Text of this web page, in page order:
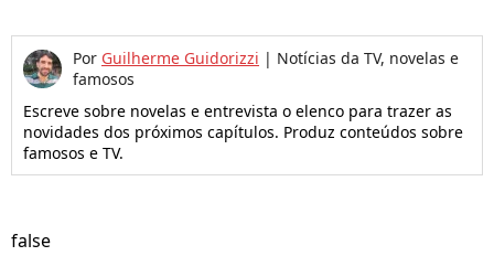
Por Guilherme Guidorizzi | Notícias da TV, novelas e
famosos
Escreve sobre novelas e entrevista o elenco para trazer as
novidades dos próximos capítulos. Produz conteúdos sobre
famosos e TV.
false